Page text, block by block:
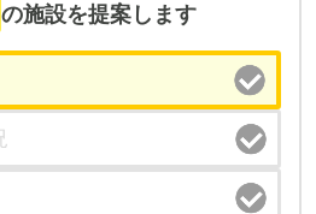
の施設を提案します